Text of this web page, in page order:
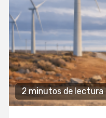
2 minutos de lectura